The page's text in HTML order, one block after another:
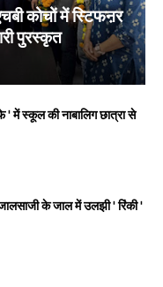
कोचों में स्टिफऩर
पुरस्कृत
स्कूल की नाबालिग छात्रा से
के जाल में उलझी ' रिंकी '